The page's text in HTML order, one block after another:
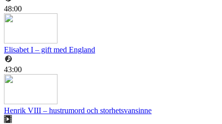
48:00
Elisabet I – gift med England
43:00
Henrik VIII – hustrumord och storhetsvansinne